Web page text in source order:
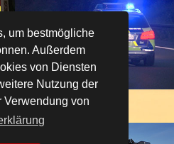
um bestmögliche
Außerdem
von Diensten
Nutzung der
Verwendung von